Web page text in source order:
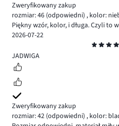
Zweryfikowany zakup
rozmiar: 46 (odpowiedni) , kolor:
Piękny wzór, kolor, i długa. Czyli to
2026-07-22
5
JADWIGA
Zweryfikowany zakup
rozmiar: 42 (odpowiedni) , kolor: